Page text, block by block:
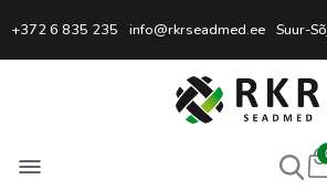
+372 6 835 235 info@rkrseadmed.ee Suur-